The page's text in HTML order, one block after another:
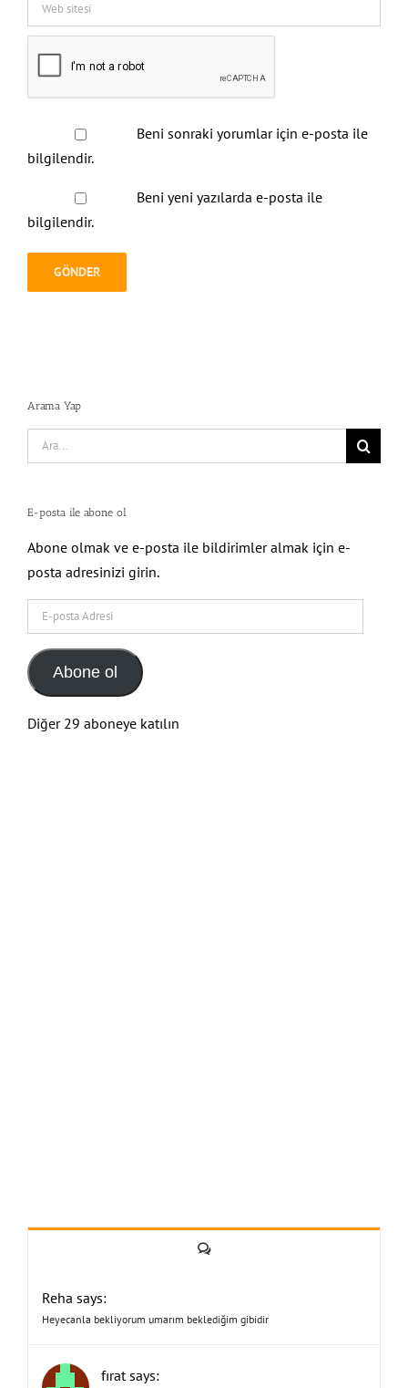
Beni sonraki yorumlar için e-posta ile
bilgilendir.
Beni yeni yazılarda e-posta ile
bilgilendir.
Arama Yap
Search
for:
E-posta ile abone ol
Abone olmak ve e-posta ile bildirimler almak için e-
posta adresinizi girin.
posta
Adresi
Abone ol
Diğer 29 aboneye katılın
Yorum
Reha says:
Heyecanla bekliyorum umarım beklediğim gibidir
fırat says: